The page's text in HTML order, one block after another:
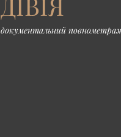
документальний